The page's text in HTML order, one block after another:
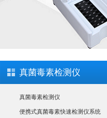
真菌毒素检测仪
真菌毒素检测仪
便携式真菌毒素快速检测仪系统